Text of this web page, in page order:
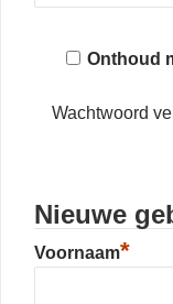
Onthoud
Wachtwoord
Nieuwe
Voornaam*